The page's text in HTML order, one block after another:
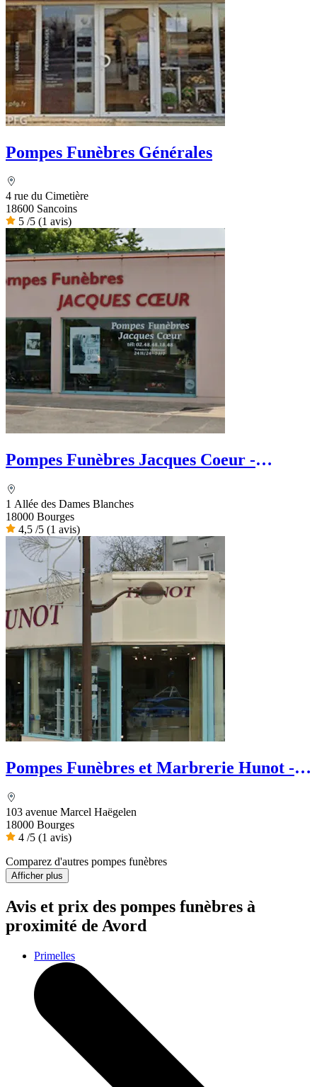
Pompes Funèbres Générales
4 rue du Cimetière
18600 Sancoins
5 /5 (1 avis)
Pompes Funèbres Jacques Coeur -
1 Allée des Dames Blanches
18000 Bourges
4,5 /5 (1 avis)
Pompes Funèbres et Marbrerie Hunot -
103 avenue Marcel Haëgelen
18000 Bourges
4 /5 (1 avis)
Comparez d'autres pompes funèbres
Afficher plus
Avis et prix des pompes funèbres à
proximité de Avord
Primelles